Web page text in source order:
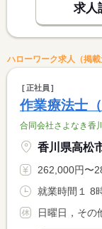
求人
ハローワーク求人（掲載
正社員
作業療法士
合同会社さよなき香
香川県高松
262,000円〜282,000円 ※フル
就業時間１ 8
日曜日，その